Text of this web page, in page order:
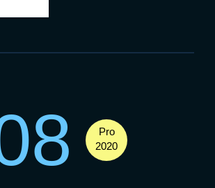
Pro
2020